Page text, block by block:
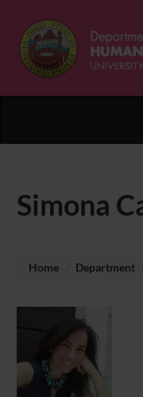
Simona
Home Department